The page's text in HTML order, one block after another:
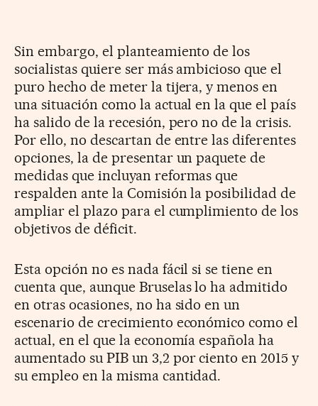
Sin embargo, el planteamiento de los
socialistas quiere ser más ambicioso que el
puro hecho de meter la tijera, y menos en
una situación como la actual en la que el país
ha salido de la recesión, pero no de la crisis.
Por ello, no descartan de entre las diferentes
opciones, la de presentar un paquete de
medidas que incluyan reformas que
respalden ante la Comisión la posibilidad de
ampliar el plazo para el cumplimiento de los
objetivos de déficit.
Esta opción no es nada fácil si se tiene en
cuenta que, aunque Bruselas lo ha admitido
en otras ocasiones, no ha sido en un
escenario de crecimiento económico como el
actual, en el que la economía española ha
aumentado su PIB un 3,2 por ciento en 2015 y
su empleo en la misma cantidad.